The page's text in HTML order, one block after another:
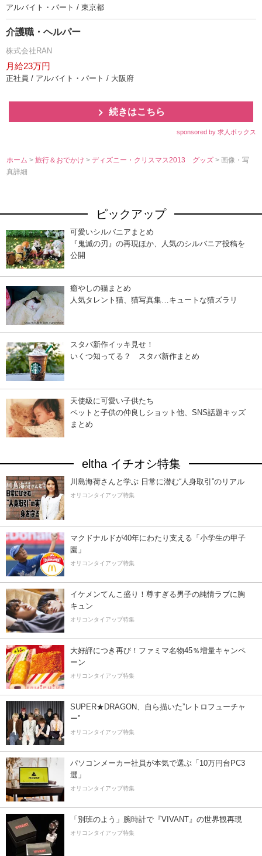
アルバイト・パート / 東京都
介護職・ヘルパー
株式会社RAN
月給23万円
正社員 / アルバイト・パート / 大阪府
続きはこちら
sponsored by 求人ボックス
ホーム >旅行＆おでかけ>ディズニー・クリスマス2013 グッズ> 画像・写
真詳細
ピックアップ
可愛いシルバニアまとめ
『鬼滅の刃』の再現ほか、人気のシルバニア投稿を
公開
癒やしの猫まとめ
人気タレント猫、猫写真集…キュートな猫ズラリ
スタバ新作イッキ見せ！
いくつ知ってる？ スタバ新作まとめ
天使級に可愛い子供たち
ペットと子供の仲良しショット他、SNS話題キッズ
まとめ
eltha イチオシ特集
川島海荷さんと学ぶ 日常に潜む“人身取引”のリアル
オリコンタイアップ特集
マクドナルドが40年にわたり支える「小学生の甲子
園」
オリコンタイアップ特集
イケメンてんこ盛り！尊すぎる男子の純情ラブに胸
キュン
オリコンタイアップ特集
大好評につき再び！ファミマ名物45％増量キャンペ
ーン
オリコンタイアップ特集
SUPER★DRAGON、自ら描いた”レトロフューチャ
ー”
オリコンタイアップ特集
パソコンメーカー社員が本気で選ぶ「10万円台PC3
選」
オリコンタイアップ特集
「別班のよう」腕時計で『VIVANT』の世界観再現
オリコンタイアップ特集